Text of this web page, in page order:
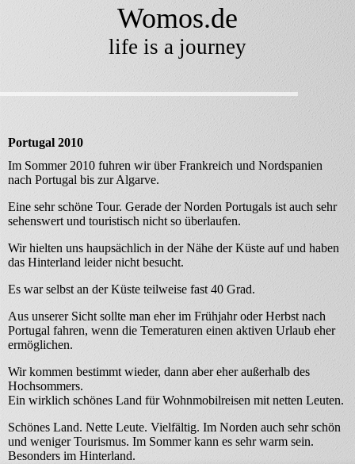
Womos.de
life is a journey
Portugal 2010
Im Sommer 2010 fuhren wir über Frankreich und Nordspanien
nach Portugal bis zur Algarve.
Eine sehr schöne Tour. Gerade der Norden Portugals ist auch sehr
sehenswert und touristisch nicht so überlaufen.
Wir hielten uns haupsächlich in der Nähe der Küste auf und haben
das Hinterland leider nicht besucht.
Es war selbst an der Küste teilweise fast 40 Grad.
Aus unserer Sicht sollte man eher im Frühjahr oder Herbst nach
Portugal fahren, wenn die Temeraturen einen aktiven Urlaub eher
ermöglichen.
Wir kommen bestimmt wieder, dann aber eher außerhalb des
Hochsommers.
Ein wirklich schönes Land für Wohnmobilreisen mit netten Leuten.
Schönes Land. Nette Leute. Vielfältig. Im Norden auch sehr schön
und weniger Tourismus. Im Sommer kann es sehr warm sein.
Besonders im Hinterland.